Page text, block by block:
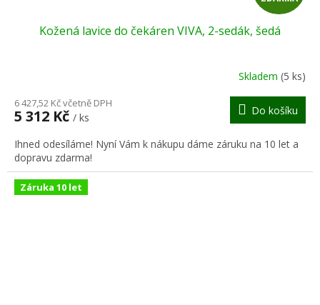
D
R
M
A
Kožená lavice do čekáren VIVA, 2-sedák, šedá
Skladem (5 ks)
6 427,52 Kč včetně DPH
5 312 Kč / ks
Do košíku
Ihned odesíláme! Nyní Vám k nákupu dáme záruku na 10 let a
dopravu zdarma!
Záruka 10 let